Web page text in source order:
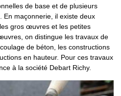
de base et de plusieurs
En maçonnerie, il existe deux
gros œuvres et les petites
on distingue les travaux de
de béton, les constructions
en hauteur. Pour ces travaux
à la société Debart Richy.